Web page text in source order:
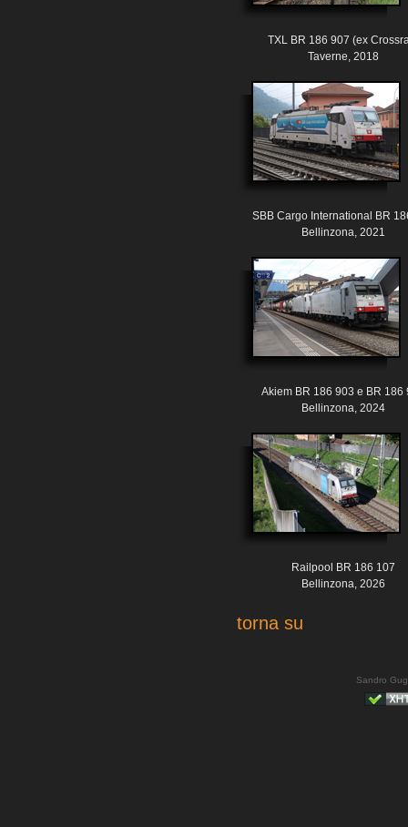
TXL BR 186 907 (ex
Taverne, 2018
SBB Cargo International BR
Bellinzona, 2021
Akiem BR 186 903 e BR 186
Bellinzona, 2024
Railpool BR 186 107
Bellinzona, 2026
torna su
Sandro